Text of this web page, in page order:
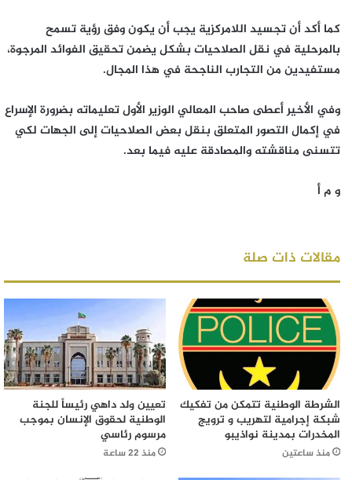
كما أكد أن تجسيد اللامركزية يجب أن يكون وفق رؤية تسمح
بالمرحلية في نقل الصلاحيات بشكل يضمن تحقيق الفوائد المرجوة،
مستفيدين من التجارب الناجحة في هذا المجال.
وفي الأخير أعطى صاحب المعالي الوزير الأول تعليماته بضرورة الإسراع
في إكمال التصور المتعلق بنقل بعض الصلاحيات إلى الجهات لكي
تتسنى مناقشته والمصادقة عليه فيما بعد.
و م أ
مقالات ذات صلة
الشرطة الوطنية تتمكن من تفكيك
شبكة إجرامية لتهريب و ترويج
المخدرات بمدينة نواذيبو
منذ ساعتين
تعيين ولد داهي رئيساً للجنة
الوطنية لحقوق الإنسان بموجب
مرسوم رئاسي
منذ 22 ساعة